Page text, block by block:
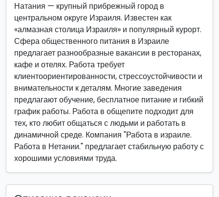
Натания — крупный прибрежный город в
центральном округе Израиля. Известен как
«алмазная столица Израиля» и популярный курорт.
Сфера общественного питания в Израиле
предлагает разнообразные вакансии в ресторанах,
кафе и отелях. Работа требует
клиентоориентированности, стрессоустойчивости и
внимательности к деталям. Многие заведения
предлагают обучение, бесплатное питание и гибкий
график работы. Работа в общепите подходит для
тех, кто любит общаться с людьми и работать в
динамичной среде. Компания "Работа в израиле.
Работа в Нетании." предлагает стабильную работу с
хорошими условиями труда.